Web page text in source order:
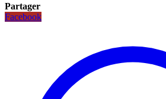
Partager
Facebook